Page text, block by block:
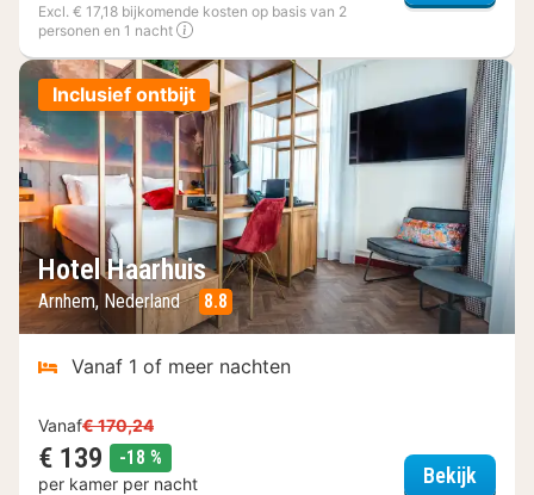
Excl. € 17,18 bijkomende kosten op basis van 2
personen en 1 nacht
Inclusief ontbijt
Hotel Haarhuis
Arnhem, Nederland 8.8
Vanaf 1 of meer nachten
Vanaf€ 170,24
€ 139 -18 %
per kamer per nacht Bekijk